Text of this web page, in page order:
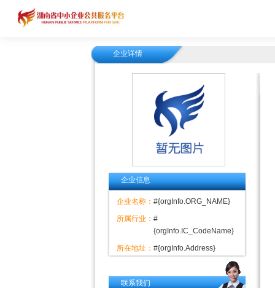
企业详情
企业信息
企业名称： #{orgInfo.ORG_NAME}
所属行业： #
{orgInfo.IC_CodeName}
所在地址： #{orgInfo.Address}
联系我们